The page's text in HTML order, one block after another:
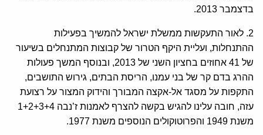
בדצמבר 2013.
2. לאור התעקשות ממשלת ישראל להמשיך בפעילות
ההתנחלות, ועליית היקף הטרור של קבוצות המתנחלים בשיעור
של 41 אחוזים בחציון השני של 2013, ובנוסף המשך פעולות
ההרג בדם קר של בני עמנו, הריסת הבתים, גירוש התושבים,
התקפות על מסגד אל-אקצה המבורך והידוק המצור על רצועת
עזה, חובה עלינו להגיש בקשה להצרף לאמנות ז’נבה 1+2+3+4
משנת 1949 והפרוטוקולים הנוספים משנת 1977.